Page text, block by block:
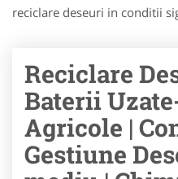
reciclare deseuri in conditii
Reciclare
Baterii
Agricole |
Gestiune